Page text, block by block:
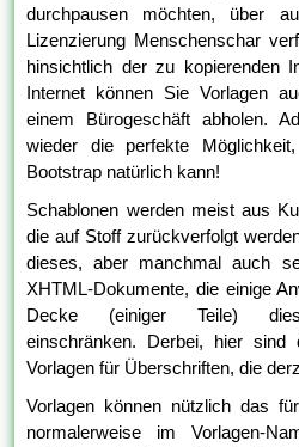
durchpausen möchten, über
Lizenzierung Menschenschar
hinsichtlich der zu kopierenden
Internet können Sie Vorlagen
einem Bürogeschäft abholen.
wieder die perfekte
Bootstrap natürlich kann!
Schablonen werden meist aus
die auf Stoff zurückverfolgt
dieses, aber manchmal auch
XHTML-Dokumente, die einige
Decke (einiger Teile)
einschränken. Derbei, hier sind
Vorlagen für Überschriften, die
Vorlagen können nützlich das
normalerweise im Vorlagen-